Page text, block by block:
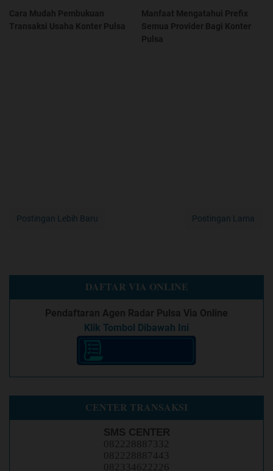
Cara Mudah Pembukuan
Transaksi Usaha Konter Pulsa
Manfaat Mengatahui Prefix
Semua Provider Bagi Konter
Pulsa
Postingan Lebih Baru Postingan Lama
DAFTAR VIA ONLINE
Pendaftaran Agen Radar Pulsa Via Online
Klik Tombol Dibawah Ini
CENTER TRANSAKSI
SMS CENTER
082228887332
082228887443
082334622226